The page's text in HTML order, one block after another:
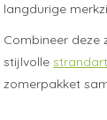
langdurige
Combineer deze
stijlvolle
zomerpakket